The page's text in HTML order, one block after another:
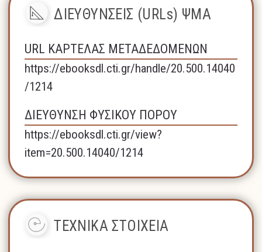
ΔΙΕΥΘΥΝΣΕΙΣ (URLs) ΨΜΑ
URL ΚΑΡΤΕΛΑΣ ΜΕΤΑΔΕΔΟΜΕΝΩΝ
https://ebooksdl.cti.gr/handle/20.500.14040
/1214
ΔΙΕΥΘΥΝΣΗ ΦΥΣΙΚΟΥ ΠΟΡΟΥ
https://ebooksdl.cti.gr/view?
item=20.500.14040/1214
ΤΕΧΝΙΚΑ ΣΤΟΙΧΕΙΑ